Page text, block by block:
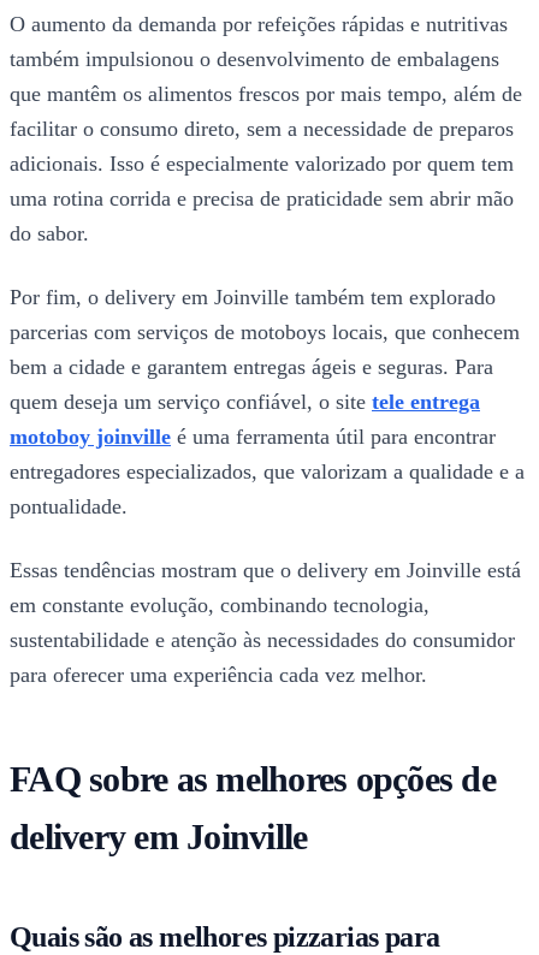
O aumento da demanda por refeições rápidas e nutritivas
também impulsionou o desenvolvimento de embalagens
que mantêm os alimentos frescos por mais tempo, além de
facilitar o consumo direto, sem a necessidade de preparos
adicionais. Isso é especialmente valorizado por quem tem
uma rotina corrida e precisa de praticidade sem abrir mão
do sabor.
Por fim, o delivery em Joinville também tem explorado
parcerias com serviços de motoboys locais, que conhecem
bem a cidade e garantem entregas ágeis e seguras. Para
quem deseja um serviço confiável, o site tele entrega
motoboy joinville é uma ferramenta útil para encontrar
entregadores especializados, que valorizam a qualidade e a
pontualidade.
Essas tendências mostram que o delivery em Joinville está
em constante evolução, combinando tecnologia,
sustentabilidade e atenção às necessidades do consumidor
para oferecer uma experiência cada vez melhor.
FAQ sobre as melhores opções de
delivery em Joinville
Quais são as melhores pizzarias para